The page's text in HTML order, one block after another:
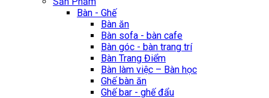
Bàn - Ghế
Bàn ăn
Bàn sofa - bàn cafe
Bàn góc - bàn trang trí
Bàn Trang Điểm
Bàn làm việc – Bàn học
Ghế bàn ăn
Ghế bar - ghế đẩu